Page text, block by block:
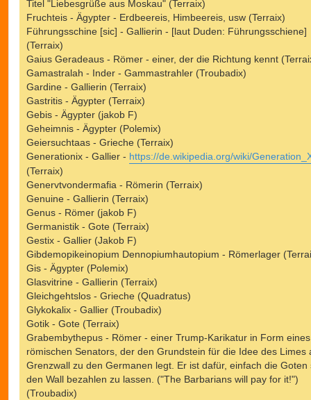
Titel "Liebesgrüße aus Moskau" (Terraix)
Fruchteis - Ägypter - Erdbeereis, Himbeereis, usw (Terraix)
Führungsschine [sic] - Gallierin - [laut Duden: Führungsschiene]
(Terraix)
Gaius Geradeaus - Römer - einer, der die Richtung kennt
Gamastralah - Inder - Gammastrahler (Troubadix)
Gardine - Gallierin (Terraix)
Gastritis - Ägypter (Terraix)
Gebis - Ägypter (jakob F)
Geheimnis - Ägypter (Polemix)
Geiersuchtaas - Grieche (Terraix)
Generationix - Gallier - https://de.wikipedia.org/wiki/
(Terraix)
Genervtvondermafia - Römerin (Terraix)
Genuine - Gallierin (Terraix)
Genus - Römer (jakob F)
Germanistik - Gote (Terraix)
Gestix - Gallier (Jakob F)
Gibdemopikeinopium Dennopiumhautopium - Römerlager
Gis - Ägypter (Polemix)
Glasvitrine - Gallierin (Terraix)
Gleichgehtslos - Grieche (Quadratus)
Glykokalix - Gallier (Troubadix)
Gotik - Gote (Terraix)
Grabembythepus - Römer - einer Trump-Karikatur in Form eines
römischen Senators, der den Grundstein für die Idee des Limes
Grenzwall zu den Germanen legt. Er ist dafür, einfach die Goten
den Wall bezahlen zu lassen. ("The Barbarians will pay for it!")
(Troubadix)